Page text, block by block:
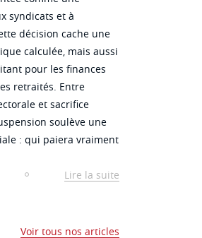
syndicats et à
décision cache une
calculée, mais aussi
pour les finances
retraités. Entre
et sacrifice
soulève une
: qui paiera vraiment
Lire la suite
Voir tous nos articles